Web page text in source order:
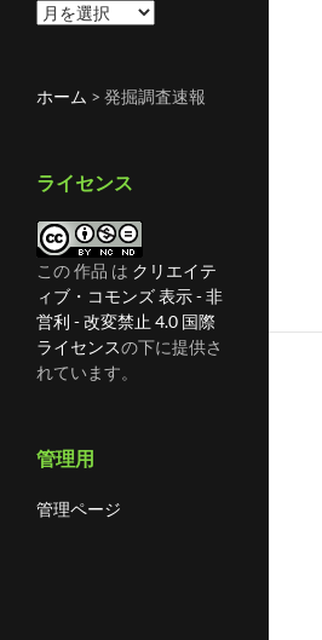
過
記
ホーム > 発掘調査速報
ライセンス
この 作品 は クリエイテ
ィブ・コモンズ 表示 - 非
営利 - 改変禁止 4.0 国際
ライセンスの下に提供さ
れています。
管理用
管理ページ